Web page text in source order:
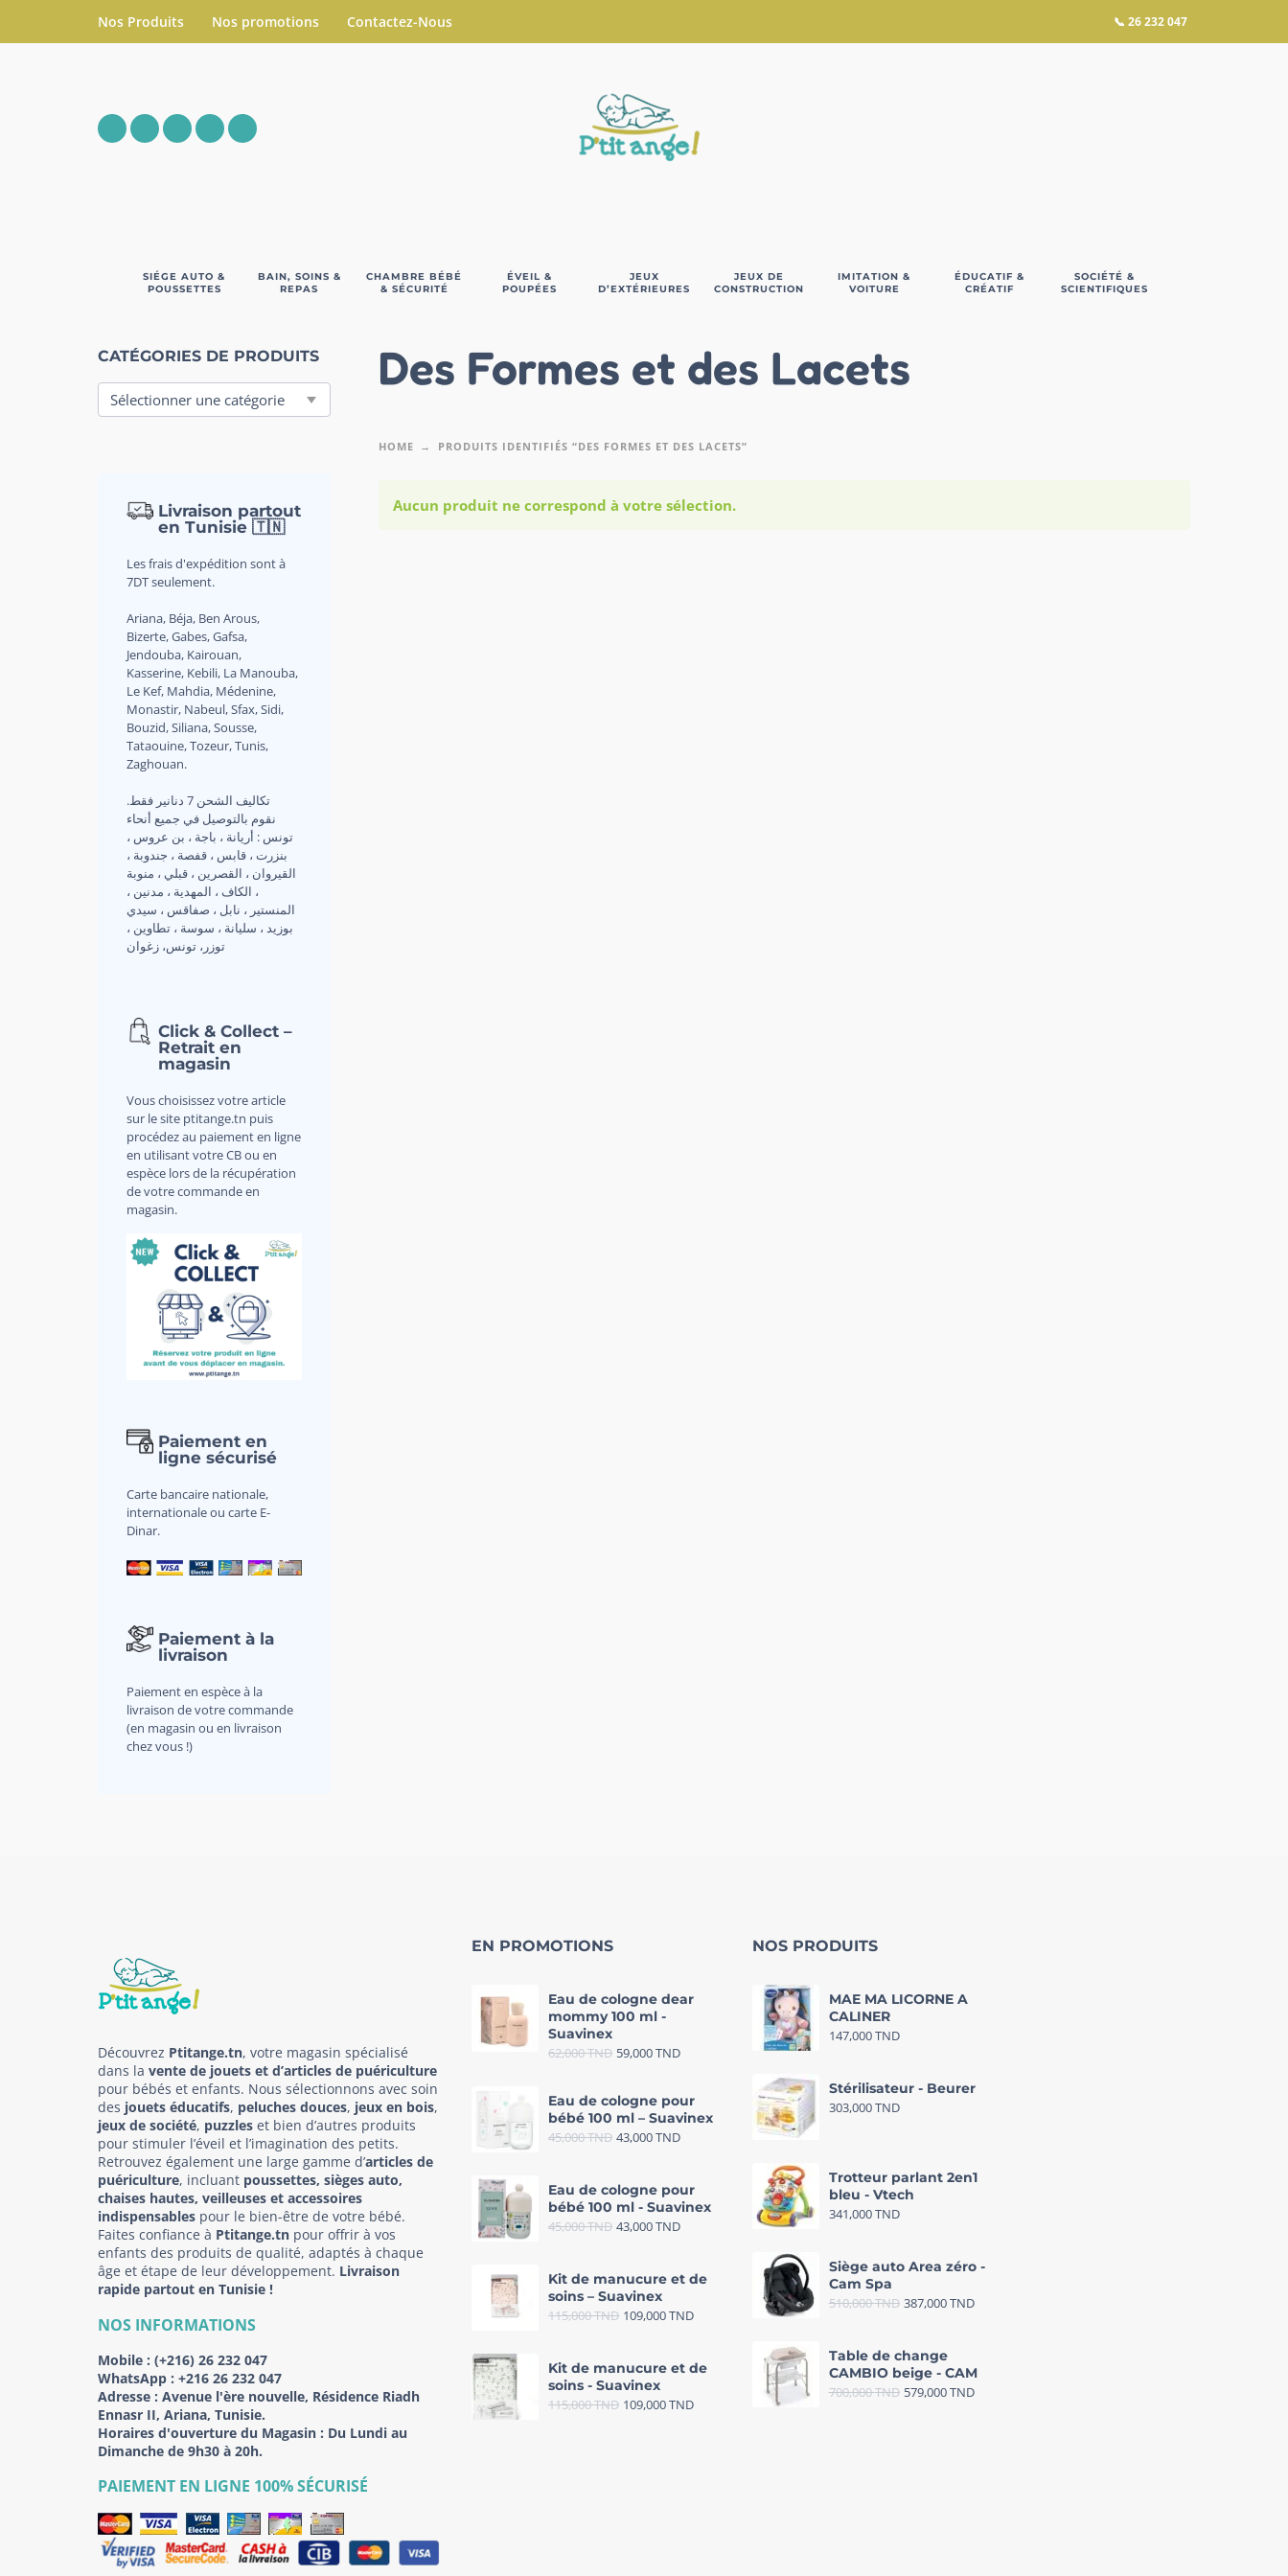
Nos Produits Nos promotions Contactez-Nous 📞 26 232 047
SIÉGE AUTO &
POUSSETTES
BAIN, SOINS &
REPAS
CHAMBRE BÉBÉ
& SÉCURITÉ
ÉVEIL &
POUPÉES
JEUX
D’EXTÉRIEURES
JEUX DE
CONSTRUCTION
IMITATION &
VOITURE
ÉDUCATIF &
CRÉATIF
SOCIÉTÉ &
SCIENTIFIQUES
CATÉGORIES DE PRODUITS
Livraison partout
en Tunisie 🇹🇳
Les frais d'expédition sont à
7DT seulement.
Ariana, Béja, Ben Arous,
Bizerte, Gabes, Gafsa,
Jendouba, Kairouan,
Kasserine, Kebili, La Manouba,
Le Kef, Mahdia, Médenine,
Monastir, Nabeul, Sfax, Sidi,
Bouzid, Siliana, Sousse,
Tataouine, Tozeur, Tunis,
Zaghouan.
.تكاليف الشحن 7 دنانير فقط
نقوم بالتوصيل في جميع أنحاء
تونس : أريانة ، باجة ، بن عروس ،
بنزرت ، قابس ، قفصة ، جندوبة ،
القيروان ، القصرين ، قبلي ، منوبة
، الكاف ، المهدية ، مدنين ،
المنستير ، نابل ، صفاقس ، سيدي
بوزيد ، سليانة ، سوسة ، تطاوين ،
توزر، تونس، زغوان
Click & Collect –
Retrait en
magasin
Vous choisissez votre article
sur le site ptitange.tn puis
procédez au paiement en ligne
en utilisant votre CB ou en
espèce lors de la récupération
de votre commande en
magasin.
Paiement en
ligne sécurisé
Carte bancaire nationale,
internationale ou carte E-
Dinar.
Paiement à la
livraison
Paiement en espèce à la
livraison de votre commande
(en magasin ou en livraison
chez vous !)
Des Formes et des Lacets
HOME PRODUITS IDENTIFIÉS “DES FORMES ET DES LACETS”
Aucun produit ne correspond à votre sélection.
Découvrez Ptitange.tn, votre magasin spécialisé
dans la vente de jouets et d’articles de puériculture
pour bébés et enfants. Nous sélectionnons avec soin
des jouets éducatifs, peluches douces, jeux en bois,
jeux de société, puzzles et bien d’autres produits
pour stimuler l’éveil et l’imagination des petits.
Retrouvez également une large gamme d’articles de
puériculture, incluant poussettes, sièges auto,
chaises hautes, veilleuses et accessoires
indispensables pour le bien-être de votre bébé.
Faites confiance à Ptitange.tn pour offrir à vos
enfants des produits de qualité, adaptés à chaque
âge et étape de leur développement. Livraison
rapide partout en Tunisie !
NOS INFORMATIONS
Mobile : (+216) 26 232 047
WhatsApp : +216 26 232 047
Adresse : Avenue l'ère nouvelle, Résidence Riadh
Ennasr II, Ariana, Tunisie.
Horaires d'ouverture du Magasin : Du Lundi au
Dimanche de 9h30 à 20h.
PAIEMENT EN LIGNE 100% SÉCURISÉ
EN PROMOTIONS
Eau de cologne dear
mommy 100 ml -
Suavinex
62,000TND 59,000TND
Eau de cologne pour
bébé 100 ml – Suavinex
45,000TND 43,000TND
Eau de cologne pour
bébé 100 ml - Suavinex
45,000TND 43,000TND
Kit de manucure et de
soins – Suavinex
115,000TND 109,000TND
Kit de manucure et de
soins - Suavinex
115,000TND 109,000TND
NOS PRODUITS
MAE MA LICORNE A
CALINER
147,000TND
Stérilisateur - Beurer
303,000TND
Trotteur parlant 2en1
bleu - Vtech
341,000TND
Siège auto Area zéro -
Cam Spa
510,000TND 387,000TND
Table de change
CAMBIO beige - CAM
700,000TND 579,000TND